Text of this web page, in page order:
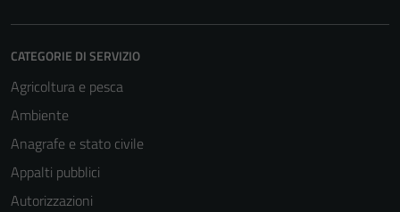
CATEGORIE DI SERVIZIO
Agricoltura e pesca
Ambiente
Anagrafe e stato civile
Appalti pubblici
Autorizzazioni